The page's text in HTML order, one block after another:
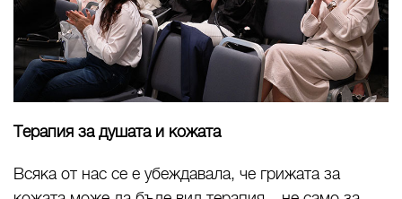
Терапия за душата и кожата
Всяка от нас се е убеждавала, че грижата за